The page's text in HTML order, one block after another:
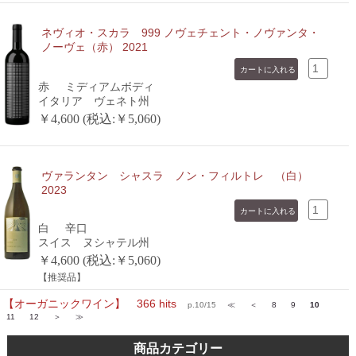
ネヴィオ・スカラ 999 ノヴェチェント・ノヴァンタ・
ノーヴェ（赤） 2021
赤
ミディアムボディ
イタリア ヴェネト州
￥4,600 (税込:￥5,060)
ヴァランタン シャスラ ノン・フィルトレ （白）
2023
白
辛口
スイス ヌシャテル州
￥4,600 (税込:￥5,060)
【推奨品】
【オーガニックワイン】 366 hitsp.10/15 ≪ ＜ 8 9
10
11
12 ＞ ≫
商品カテゴリー